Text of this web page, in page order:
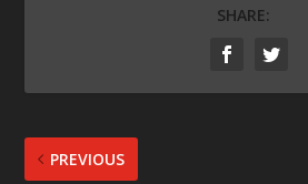
SHARE:
PREVIOUS